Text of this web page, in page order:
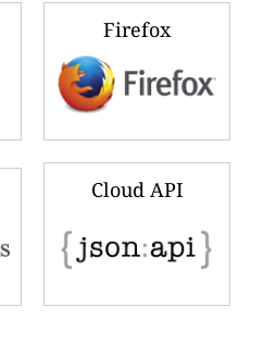
Firefox
Cloud API